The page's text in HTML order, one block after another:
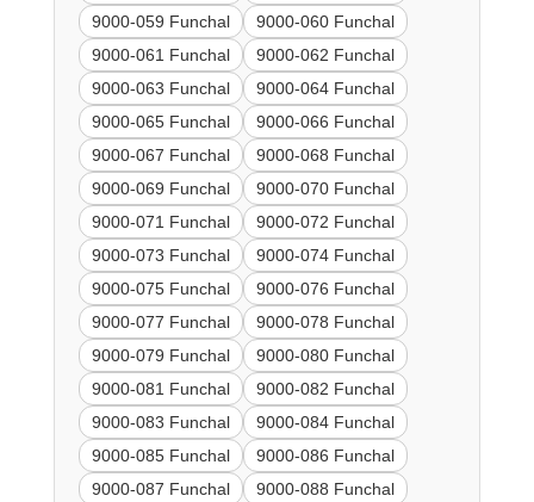
9000-059 Funchal
9000-060 Funchal
9000-061 Funchal
9000-062 Funchal
9000-063 Funchal
9000-064 Funchal
9000-065 Funchal
9000-066 Funchal
9000-067 Funchal
9000-068 Funchal
9000-069 Funchal
9000-070 Funchal
9000-071 Funchal
9000-072 Funchal
9000-073 Funchal
9000-074 Funchal
9000-075 Funchal
9000-076 Funchal
9000-077 Funchal
9000-078 Funchal
9000-079 Funchal
9000-080 Funchal
9000-081 Funchal
9000-082 Funchal
9000-083 Funchal
9000-084 Funchal
9000-085 Funchal
9000-086 Funchal
9000-087 Funchal
9000-088 Funchal